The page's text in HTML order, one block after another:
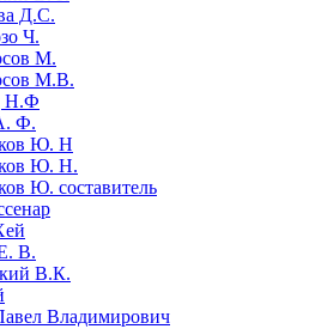
Д.С.
Ч.
М.
М.В.
Н.Ф
Ф.
Ю. Н
Ю. Н.
Ю. составитель
В.
В.К.
Владимирович